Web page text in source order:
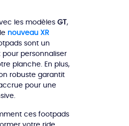
les modèles GT ,
nouveau XR
sont un
personnaliser
planche. En plus,
robuste garantit
pour une
ces footpads